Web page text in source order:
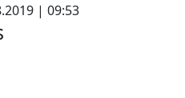
| 09:53